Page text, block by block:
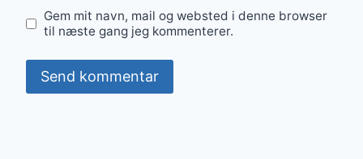
Gem mit navn, mail og websted i denne browser
til næste gang jeg kommenterer.